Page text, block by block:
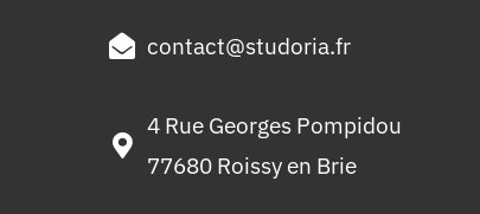
contact@studoria.fr
4 Rue Georges Pompidou
77680 Roissy en Brie